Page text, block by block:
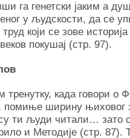
га генетски јаким а
у људскости, да се
труд који се зове
покушај (стр. 97).
тренутку, када говори о
помиње ширину њиховог
ти људи читали… зато
и Методије (стр.